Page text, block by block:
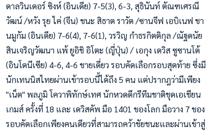
ดาลวินเดอร์ ซิงห์ (อินเดีย) 7-5(3), 6-3, สุธินันท์ ตัณฑเศรณี
วัฒน์ /หวัง รุย ไค่ (จีน) ชนะ สิธาต ราวัต /ซานจีฟ เอบิเนฟ ชา
นมูกัม (อินเดีย) 7-6(4), 7-6(1), วรวิญ กำธรกิตติกุล /ณัฐดนัย
สินเจริญวัฒนา แพ้ ยูอิชิ อิโตะ (ญี่ปุ่น) / เอกุง เดวิส ซูซานโต้
(อินโดนีเซีย) 4-6, 4-6 ชายเดี่ยว รอบคัดเลือกรอบสุดท้าย ซึ่งมี
นักเทนนิสไทยผ่านเข้ารอบนี้ได้ถึง 5 คน แต่ปรากฎว่ามีเพียง
"เน็ต" พลภูมิ โควาพิทักษ์เทศ นักหวดดีกรีทีมชาติชุดเอเชียน
เกมส์ ครั้งที่ 18 และ เดวิสคัพ มือ 1401 ของโลก มือวาง 7 ของ
รอบคัดเลือกเพียงคนเดียวที่สามารถคว้าชัยชนะและผ่านเข้าสู่